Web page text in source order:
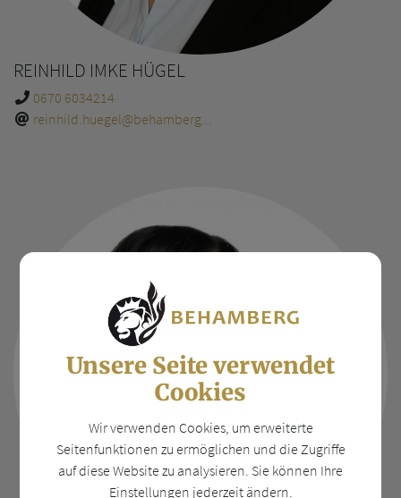
REINHILD IMKE HÜGEL
0670 6034214
reinhild.huegel@behamberg...
Unsere Seite verwendet
Cookies
Wir verwenden Cookies, um erweiterte
Seitenfunktionen zu ermöglichen und die Zugriffe
auf diese Website zu analysieren. Sie können Ihre
Einstellungen jederzeit ändern.